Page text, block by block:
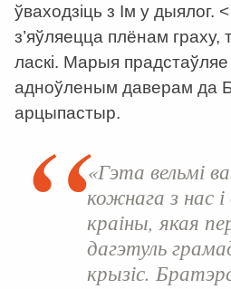
ўваходзіць з Ім у дыялог.
з’яўляецца плёнам
ласкі. Марыя
адноўленым даверам да
арцыпастыр.
«Гэта вельмі
кожнага з нас
краіны, якая
дагэтуль
крызіс.